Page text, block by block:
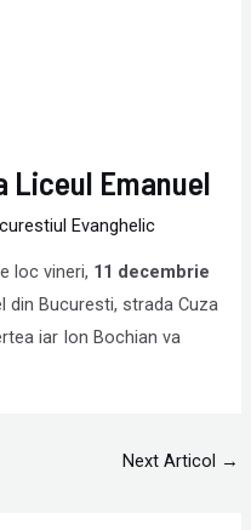
Liceul Emanuel
Evanghelic
loc vineri, 11 decembrie
din Bucuresti, strada Cuza
iar Ion Bochian va
Next Articol →